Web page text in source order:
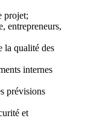
projet;
entrepreneurs,
la qualité des
internes
prévisions
et